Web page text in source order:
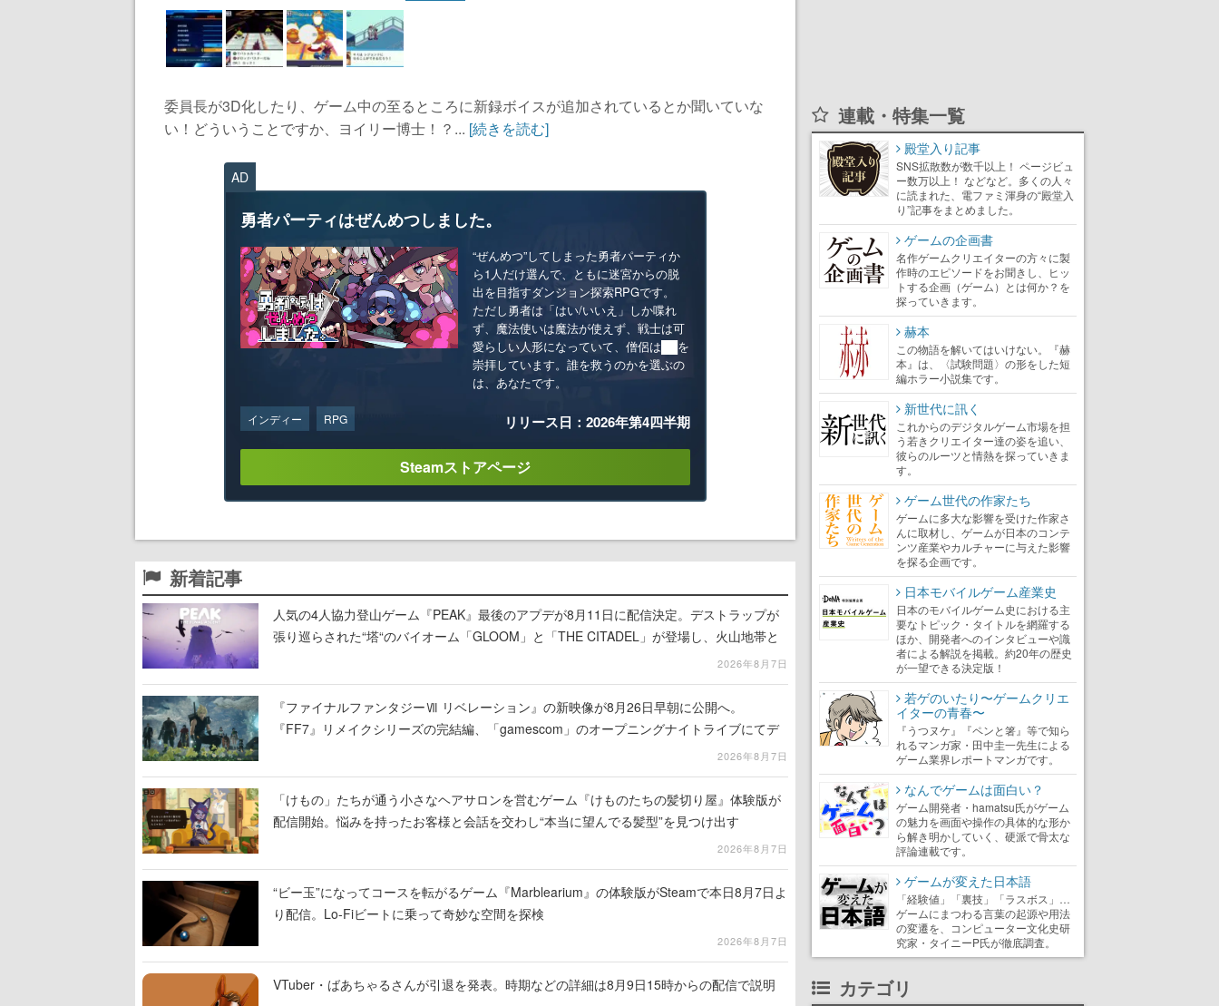
委員長が3D化したり、ゲーム中の至るところに新録ボイスが追加されているとか聞いていな
い！どういうことですか、ヨイリー博士！？... [続きを読む]
AD
勇者パーティはぜんめつしました。
“ぜんめつ”してしまった勇者パーティか
ら1人だけ選んで、ともに迷宮からの脱
出を目指すダンジョン探索RPGです。
ただし勇者は「はい/いいえ」しか喋れ
ず、魔法使いは魔法が使えず、戦士は可
愛らしい人形になっていて、僧侶は██を
崇拝しています。誰を救うのかを選ぶの
は、あなたです。
インディー RPG リリース日：2026年第4四半期
Steamストアページ
新着記事
人気の4人協力登山ゲーム『PEAK』最後のアプデが8月11日に配信決定。デストラップが
張り巡らされた“塔“のバイオーム「GLOOM」と「THE CITADEL」が登場し、火山地帯と
2026年8月7日
『ファイナルファンタジーⅦ リベレーション』の新映像が8月26日早朝に公開へ。
『FF7』リメイクシリーズの完結編、「gamescom」のオープニングナイトライブにてデ
2026年8月7日
「けもの」たちが通う小さなヘアサロンを営むゲーム『けものたちの髪切り屋』体験版が
配信開始。悩みを持ったお客様と会話を交わし“本当に望んでる髪型”を見つけ出す
2026年8月7日
“ビー玉”になってコースを転がるゲーム『Marblearium』の体験版がSteamで本日8月7日よ
り配信。Lo-Fiビートに乗って奇妙な空間を探検
2026年8月7日
VTuber・ばあちゃるさんが引退を発表。時期などの詳細は8月9日15時からの配信で説明
連載・特集一覧
殿堂入り記事
SNS拡散数が数千以上！ ページビュ
ー数万以上！ などなど。多くの人々
に読まれた、電ファミ渾身の“殿堂入
り”記事をまとめました。
ゲームの企画書
名作ゲームクリエイターの方々に製
作時のエピソードをお聞きし、ヒッ
トする企画（ゲーム）とは何か？を
探っていきます。
赫本
この物語を解いてはいけない。『赫
本』は、〈試験問題〉の形をした短
編ホラー小説集です。
新世代に訊く
これからのデジタルゲーム市場を担
う若きクリエイター達の姿を追い、
彼らのルーツと情熱を探っていきま
す。
ゲーム世代の作家たち
ゲームに多大な影響を受けた作家さ
んに取材し、ゲームが日本のコンテ
ンツ産業やカルチャーに与えた影響
を探る企画です。
日本モバイルゲーム産業史
日本のモバイルゲーム史における主
要なトピック・タイトルを網羅する
ほか、開発者へのインタビューや識
者による解説を掲載。約20年の歴史
が一望できる決定版！
若ゲのいたり〜ゲームクリエ
イターの青春〜
『うつヌケ』『ペンと箸』等で知ら
れるマンガ家・田中圭一先生による
ゲーム業界レポートマンガです。
なんでゲームは面白い？
ゲーム開発者・hamatsu氏がゲーム
の魅力を画面や操作の具体的な形か
ら解き明かしていく、硬派で骨太な
評論連載です。
ゲームが変えた日本語
「経験値」「裏技」「ラスボス」…
ゲームにまつわる言葉の起源や用法
の変遷を、コンピューター文化史研
究家・タイニーP氏が徹底調査。
カテゴリ